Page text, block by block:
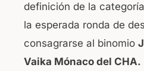
definición de la
la esperada ronda de
consagrarse al binomio
Vaika Mónaco del CHA.